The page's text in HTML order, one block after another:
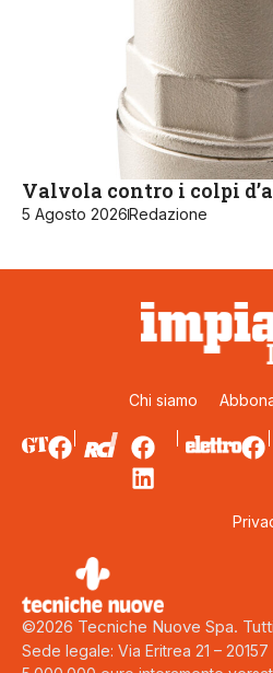
Valvola contro i colpi
5 Agosto 2026 Redazione
Chi siamo
©2026 Tecniche Nuove Spa.
Sede legale: Via Eritrea 21 –